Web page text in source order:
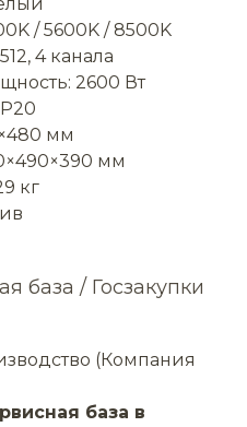
/ 5600K / 8500K
4 канала
2600 Вт
мм
мм
кг
база / Госзакупки
(Компания
база в